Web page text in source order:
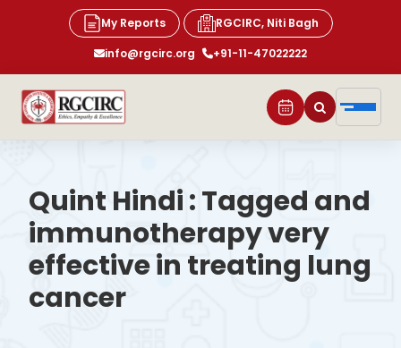
My Reports
RGCIRC, Niti Bagh
info@rgcirc.org
+91-11-47022222
Quint Hindi : Tagged and
immunotherapy very
effective in treating lung
cancer